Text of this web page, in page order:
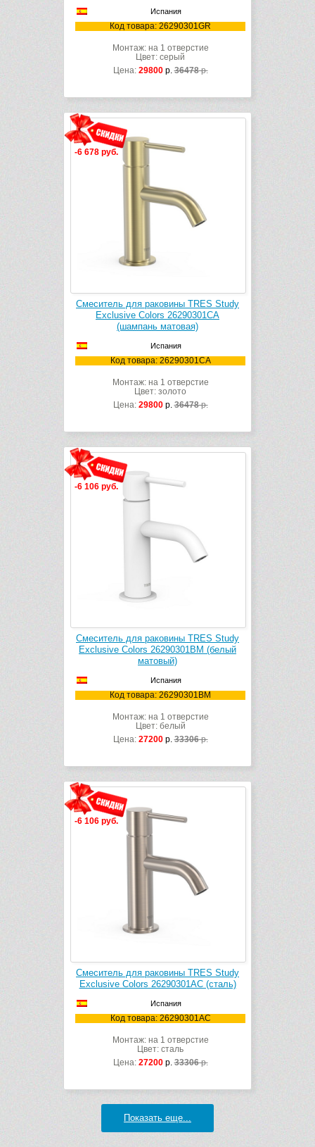
Испания
Код товара: 26290301GR
Монтаж: на 1 отверстие
Цвет: серый
Цена: 29800р.36478р.
-6 678 руб.
Смеситель для раковины TRES Study
Exclusive Colors 26290301CA
(шампань матовая)
Испания
Код товара: 26290301CA
Монтаж: на 1 отверстие
Цвет: золото
Цена: 29800р.36478р.
-6 106 руб.
Смеситель для раковины TRES Study
Exclusive Colors 26290301BM (белый
матовый)
Испания
Код товара: 26290301BM
Монтаж: на 1 отверстие
Цвет: белый
Цена: 27200р.33306р.
-6 106 руб.
Смеситель для раковины TRES Study
Exclusive Colors 26290301AC (сталь)
Испания
Код товара: 26290301AC
Монтаж: на 1 отверстие
Цвет: сталь
Цена: 27200р.33306р.
Показать еще...